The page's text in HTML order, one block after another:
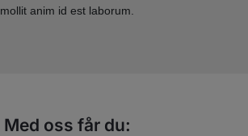
mollit anim id est laborum.
Med oss får du: